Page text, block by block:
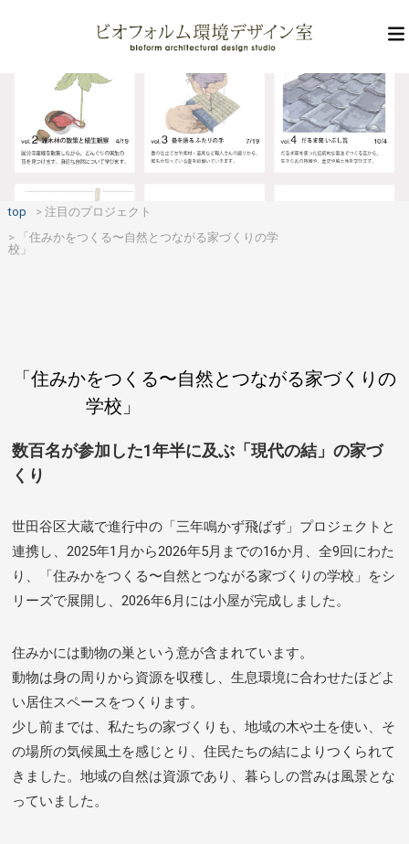
top
注目のプロジェクト
「住みかをつくる〜自然とつながる家づくりの学
校」
「住みかをつくる〜自然とつながる家づくりの
学校」
数百名が参加した1年半に及ぶ「現代の結」の家づ
くり
世田谷区大蔵で進行中の「三年鳴かず飛ばず」プロジェクトと
連携し、2025年1月から2026年5月までの16か月、全9回にわた
り、「住みかをつくる〜自然とつながる家づくりの学校」をシ
リーズで展開し、2026年6月には小屋が完成しました。
住みかには動物の巣という意が含まれています。
動物は身の周りから資源を収穫し、生息環境に合わせたほどよ
い居住スペースをつくります。
少し前までは、私たちの家づくりも、地域の木や土を使い、そ
の場所の気候風土を感じとり、住民たちの結によりつくられて
きました。地域の自然は資源であり、暮らしの営みは風景とな
っていました。